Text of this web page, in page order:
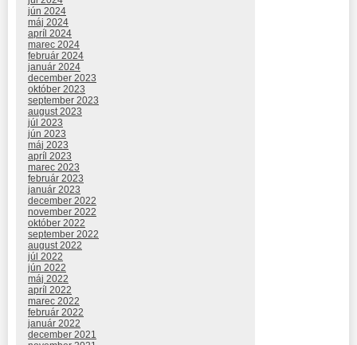
jún 2024
máj 2024
apríl 2024
marec 2024
február 2024
január 2024
december 2023
október 2023
september 2023
august 2023
júl 2023
jún 2023
máj 2023
apríl 2023
marec 2023
február 2023
január 2023
december 2022
november 2022
október 2022
september 2022
august 2022
júl 2022
jún 2022
máj 2022
apríl 2022
marec 2022
február 2022
január 2022
december 2021